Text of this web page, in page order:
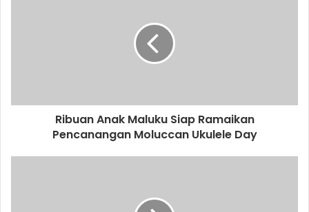
Ribuan Anak Maluku Siap Ramaikan
Pencanangan Moluccan Ukulele Day